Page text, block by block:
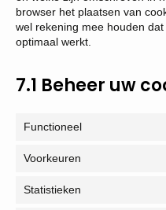
browser het plaatsen van
wel rekening mee houden
optimaal werkt.
7.1 Beheer uw
Functioneel
Voorkeuren
Statistieken